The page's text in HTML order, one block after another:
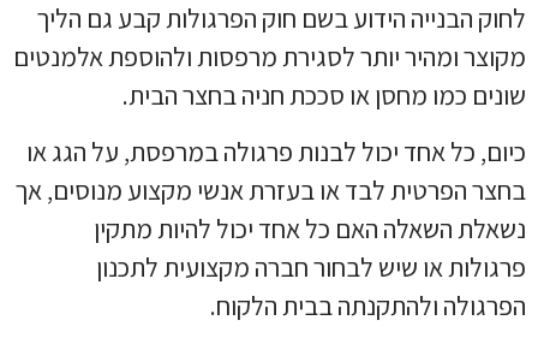
לחוק הבנייה הידוע בשם חוק הפרגולות קבע גם הליך
מקוצר ומהיר יותר לסגירת מרפסות ולהוספת אלמנטים
שונים כמו מחסן או סככת חניה בחצר הבית.
כיום, כל אחד יכול לבנות פרגולה במרפסת, על הגג או
בחצר הפרטית לבד או בעזרת אנשי מקצוע מנוסים, אך
נשאלת השאלה האם כל אחד יכול להיות מתקין
פרגולות או שיש לבחור חברה מקצועית לתכנון
הפרגולה ולהתקנתה בבית הלקוח.